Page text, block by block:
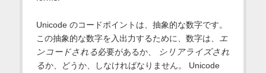
Unicode のコードポイントは、抽象的な数字です。
この抽象的な数字を入出力するために、数字は、 エ
ンコードされる必要があるか、
シリアライズされ
るか、どうか、しなければなりません。 Unicode